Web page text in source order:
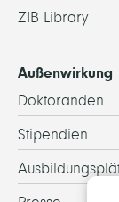
ZIB Library
Außenwirkung
Doktoranden
Stipendien